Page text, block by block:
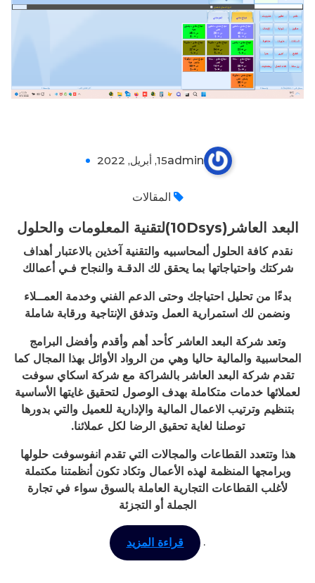
والحلول
admin15, أبريل, 2022
المقالات
البعد العاشر(10Dsys)لتقنية المعلومات والحلول
نقدم كافة الحلول ألمحاسبيه والتقنية آخذين بالاعتبار أهداف
شركتك واحتياجاتها بما يحقق لك الدقـة والنجاح فـي أعمالك
بدءًا من تحليل احتياجك وحتى الدعم الفني وخدمة العمــلاء
ونضمن لك استمرارية العمل وتدفق الإنتاجية ورقابة شاملة
وتعد شركة البعد العاشر كأحد أهم وأقدم وأفضل البرامج
المحاسبية والمالية حاليا وهي من الرواد الأوائل بهذا المجال كما
تقدم شركة البعد العاشر بالشراكة مع شركة اسكاي سوفت
لعملائها خدمات متكاملة بهدف الوصول لتحقيق غايتها الأساسية
بتنظيم وترتيب الاعمال المالية والإدارية للعميل والتي بدورها
توصلنا لغاية تحقيق الرضا لكل عملائنا.
هذا وتتعدد القطاعات والمجالات التي تقدم انفوسوفت حلولها
وبرامجها المنظمة لهذه الأعمال وتكاد تكون أنظمتنا مكتملة
لأغلب القطاعات التجارية العاملة بالسوق سواء في تجارة
الجملة أو التجزئة
. قراءة المزيد